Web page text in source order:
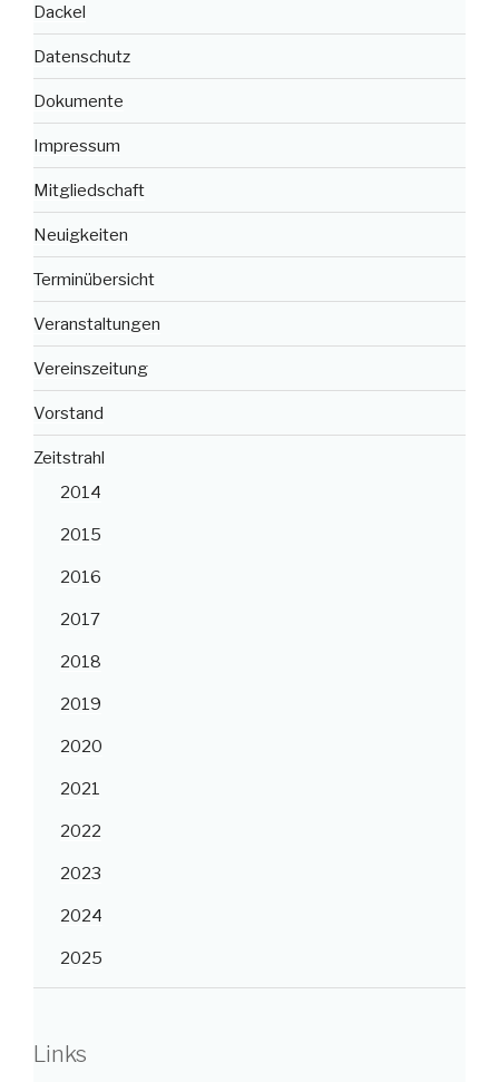
Dackel
Datenschutz
Dokumente
Impressum
Mitgliedschaft
Neuigkeiten
Terminübersicht
Veranstaltungen
Vereinszeitung
Vorstand
Zeitstrahl
2014
2015
2016
2017
2018
2019
2020
2021
2022
2023
2024
2025
Links